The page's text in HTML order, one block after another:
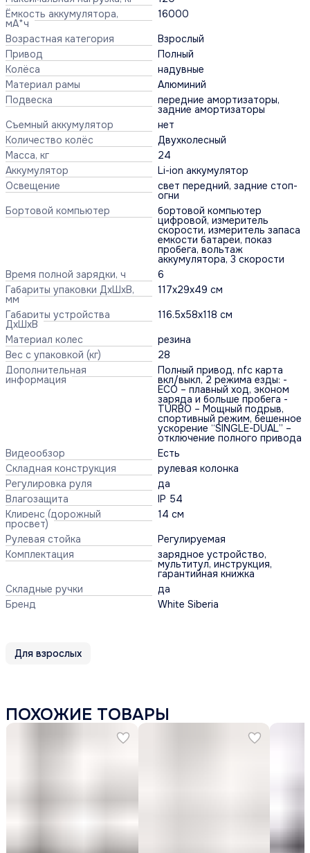
Ёмкость аккумулятора,
мА*ч
16000
Возрастная категория
Взрослый
Привод
Полный
Колёса
надувные
Материал рамы
Алюминий
Подвеска
передние амортизаторы,
задние амортизаторы
Съемный аккумулятор
нет
Количество колёс
Двухколесный
Масса, кг
24
Аккумулятор
Li-ion аккумулятор
Освещение
свет передний, задние стоп-
огни
Бортовой компьютер
бортовой компьютер
цифровой, измеритель
скорости, измеритель запаса
емкости батареи, показ
пробега, вольтаж
аккумулятора, 3 скорости
Время полной зарядки, ч
6
Габариты упаковки ДхШхВ,
мм
117x29x49 см
Габариты устройства
ДхШхВ
116.5x58x118 см
Материал колес
резина
Вес с упаковкой (кг)
28
Дополнительная
информация
Полный привод, nfc карта
вкл/выкл, 2 режима езды: -
ECO – плавный ход, эконом
заряда и больше пробега -
TURBO – Мощный подрыв,
спортивный режим, бешенное
ускорение “SINGLE-DUAL” –
отключение полного привода
Видеообзор
Есть
Складная конструкция
рулевая колонка
Регулировка руля
да
Влагозащита
IP 54
Клиренс (дорожный
просвет)
14 см
Рулевая стойка
Регулируемая
Комплектация
зарядное устройство,
мультитул, инструкция,
гарантийная книжка
Складные ручки
да
Бренд
White Siberia
Для взрослых
ПОХОЖИЕ ТОВАРЫ